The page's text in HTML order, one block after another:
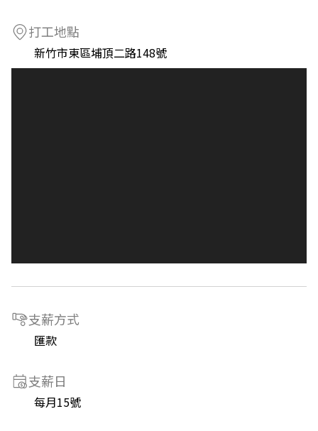
打工地點
新竹市東區埔頂二路148號
支薪方式
匯款
支薪日
每月15號